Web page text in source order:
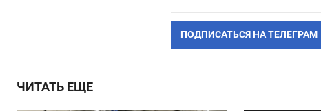
ПОДПИСАТЬСЯ НА ТЕЛЕГРАМ
ЧИТАТЬ ЕЩЕ